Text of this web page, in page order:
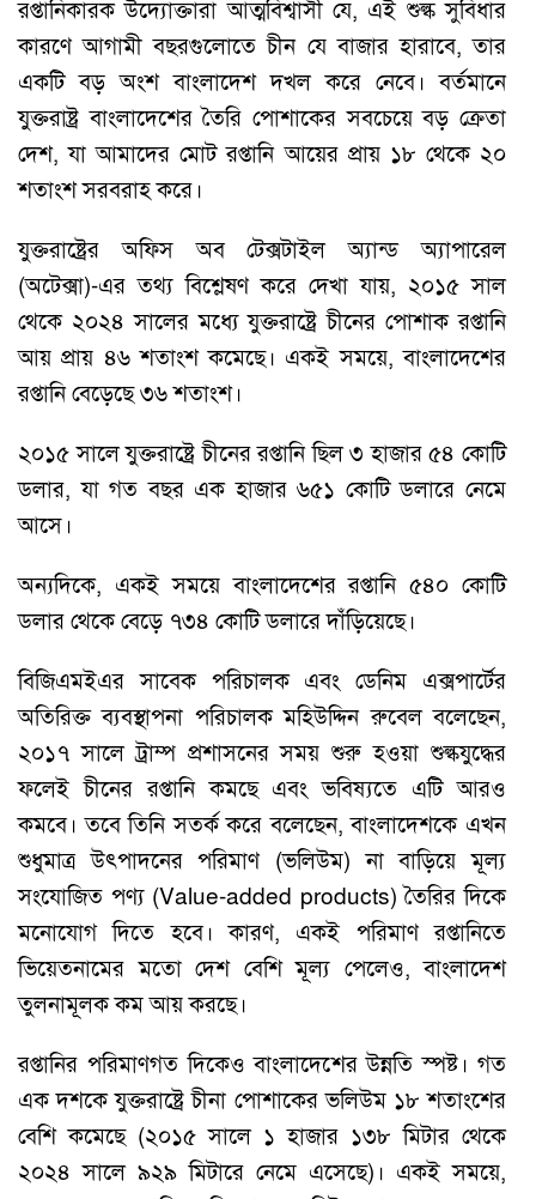
রপ্তানিকারক উদ্যোক্তারা আত্মবিশ্বাসী যে, এই শুল্ক সুবিধার
কারণে আগামী বছরগুলোতে চীন যে বাজার হারাবে, তার
একটি বড় অংশ বাংলাদেশ দখল করে নেবে। বর্তমানে
যুক্তরাষ্ট্র বাংলাদেশের তৈরি পোশাকের সবচেয়ে বড় ক্রেতা
দেশ, যা আমাদের মোট রপ্তানি আয়ের প্রায় ১৮ থেকে ২০
শতাংশ সরবরাহ করে।
যুক্তরাষ্ট্রের অফিস অব টেক্সটাইল অ্যান্ড অ্যাপারেল
(অটেক্সা)-এর তথ্য বিশ্লেষণ করে দেখা যায়, ২০১৫ সাল
থেকে ২০২৪ সালের মধ্যে যুক্তরাষ্ট্রে চীনের পোশাক রপ্তানি
আয় প্রায় ৪৬ শতাংশ কমেছে। একই সময়ে, বাংলাদেশের
রপ্তানি বেড়েছে ৩৬ শতাংশ।
২০১৫ সালে যুক্তরাষ্ট্রে চীনের রপ্তানি ছিল ৩ হাজার ৫৪ কোটি
ডলার, যা গত বছর এক হাজার ৬৫১ কোটি ডলারে নেমে
আসে।
অন্যদিকে, একই সময়ে বাংলাদেশের রপ্তানি ৫৪০ কোটি
ডলার থেকে বেড়ে ৭৩৪ কোটি ডলারে দাঁড়িয়েছে।
বিজিএমইএর সাবেক পরিচালক এবং ডেনিম এক্সপার্টের
অতিরিক্ত ব্যবস্থাপনা পরিচালক মহিউদ্দিন রুবেল বলেছেন,
২০১৭ সালে ট্রাম্প প্রশাসনের সময় শুরু হওয়া শুল্কযুদ্ধের
ফলেই চীনের রপ্তানি কমছে এবং ভবিষ্যতে এটি আরও
কমবে। তবে তিনি সতর্ক করে বলেছেন, বাংলাদেশকে এখন
শুধুমাত্র উৎপাদনের পরিমাণ (ভলিউম) না বাড়িয়ে মূল্য
সংযোজিত পণ্য (Value-added products) তৈরির দিকে
মনোযোগ দিতে হবে। কারণ, একই পরিমাণ রপ্তানিতে
ভিয়েতনামের মতো দেশ বেশি মূল্য পেলেও, বাংলাদেশ
তুলনামূলক কম আয় করছে।
রপ্তানির পরিমাণগত দিকেও বাংলাদেশের উন্নতি স্পষ্ট। গত
এক দশকে যুক্তরাষ্ট্রে চীনা পোশাকের ভলিউম ১৮ শতাংশের
বেশি কমেছে (২০১৫ সালে ১ হাজার ১৩৮ মিটার থেকে
২০২৪ সালে ৯২৯ মিটারে নেমে এসেছে)। একই সময়ে,